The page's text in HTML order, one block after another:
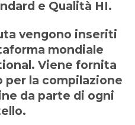
e Qualità HI.
vengono inseriti
mondiale
Viene fornita
per la compilazione
da parte di ogni